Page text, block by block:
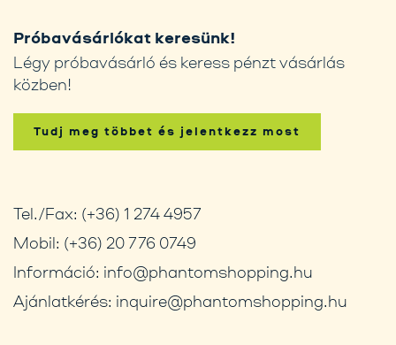
Próbavásárlókat keresünk!
Légy próbavásárló és keress pénzt vásárlás
közben!
Tudj meg többet és jelentkezz most
Tel./Fax: (+36) 1 274 4957
Mobil: (+36) 20 776 0749
Információ: info@phantomshopping.hu
Ajánlatkérés: inquire@phantomshopping.hu